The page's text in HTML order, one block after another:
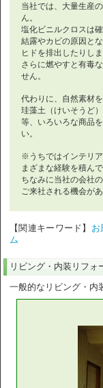
当社では、大量生産
ん。
塩化ビニルクロスは
結露やカビの原因と
ヒドを排出したりしま
さらに燃やすと有毒
せん。
代わりに、自然素材
珪藻土（けいそうど
等、いろいろな商品
い。
※うちではインテリ
まざまな経験を積ん
ちなみに当社の会社
ご来社される機会が
【関連キーワード】 お
ム
リビング・内装リフォ
一般的なリビング・内